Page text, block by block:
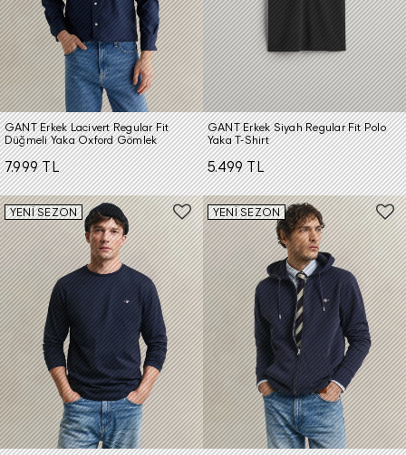
GANT Erkek Lacivert Regular Fit
Düğmeli Yaka Oxford Gömlek
7.999 TL
GANT Erkek Siyah Regular Fit Polo
Yaka T-Shirt
5.499 TL
YENİ SEZON YENİ SEZON